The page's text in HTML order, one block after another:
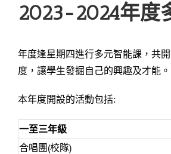
2023-2024年度
年度逢星期四進行多元智能課，共
度，讓學生發掘自己的興趣及才能。
本年度開設的活動包括:
一至三年級
合唱團(校隊)